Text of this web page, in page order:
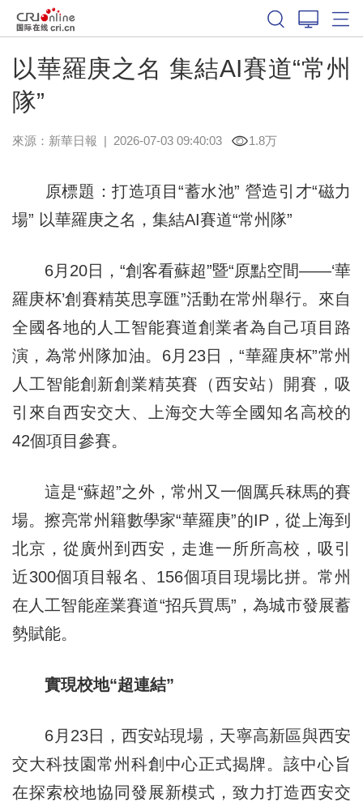
以華羅庚之名 集結AI賽道“常州
隊”
來源： 新華日報 | 2026-07-03 09:40:03 1.8万
原標題：打造項目“蓄水池” 營造引才“磁力
場” 以華羅庚之名，集結AI賽道“常州隊”
6月20日，“創客看蘇超”暨“原點空間——‘華
羅庚杯’創賽精英思享匯”活動在常州舉行。來自
全國各地的人工智能賽道創業者為自己項目路
演，為常州隊加油。6月23日，“華羅庚杯”常州
人工智能創新創業精英賽（西安站）開賽，吸
引來自西安交大、上海交大等全國知名高校的
42個項目參賽。
這是“蘇超”之外，常州又一個厲兵秣馬的賽
場。擦亮常州籍數學家“華羅庚”的IP，從上海到
北京，從廣州到西安，走進一所所高校，吸引
近300個項目報名、156個項目現場比拼。常州
在人工智能産業賽道“招兵買馬”，為城市發展蓄
勢賦能。
實現校地“超連結”
6月23日，西安站現場，天寧高新區與西安
交大科技園常州科創中心正式揭牌。該中心旨
在探索校地協同發展新模式，致力打造西安交